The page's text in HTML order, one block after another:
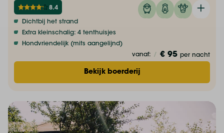
8.4
Dichtbij het strand
Extra kleinschalig: 4 tenthuisjes
Hondvriendelijk (mits aangelijnd)
vanaf: / € 95 per nacht
Bekijk boerderij